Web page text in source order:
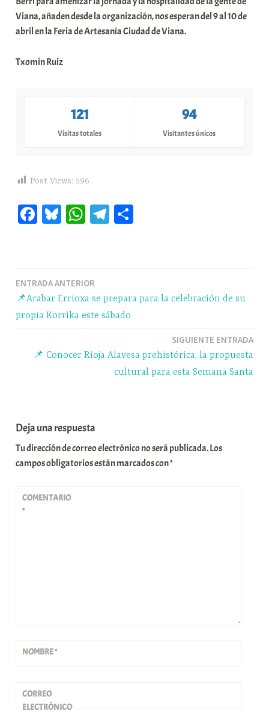
Viana, añaden desde la organización, nos esperan del 9 al 10 de
abril en la Feria de Artesanía Ciudad de Viana.
Txomin Ruiz
121
Visitas totales
94
Visitantes únicos
Post Views: 596
Fa Bl W
pp
Te
m rti
r
Navegación
ENTRADA ANTERIOR
📌Arabar Errioxa se prepara para la celebración de su
propia Korrika este sábado
SIGUIENTE ENTRADA
📌 Conocer Rioja Alavesa prehistórica, la propuesta
cultural para esta Semana Santa
Deja una respuesta
Tu dirección de correo electrónico no será publicada.Los
campos obligatorios están marcados con*
COMENTARIO
*
NOMBRE*
CORREO
ELECTRÓNICO